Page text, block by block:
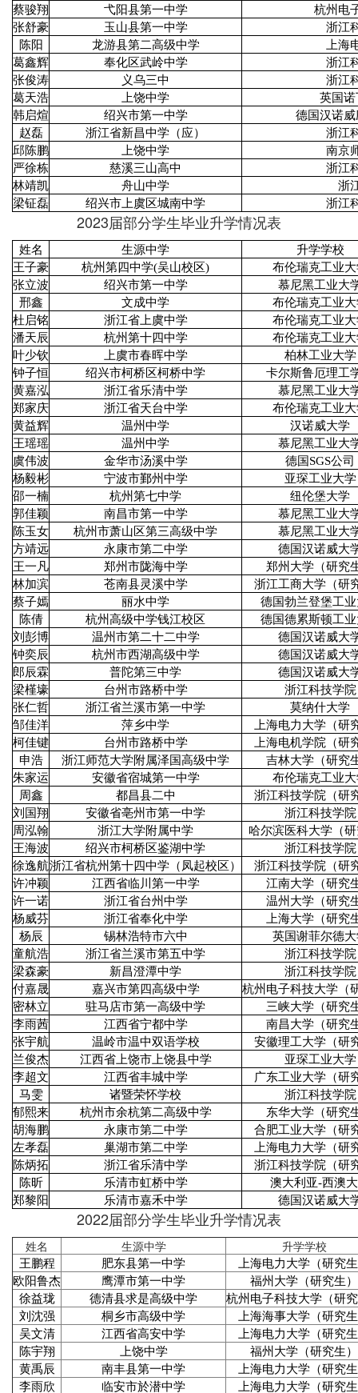
蔡骏翔
弋阳县第一中学
杭州电
张舒豪
玉山县第一中学
浙江
陈阳
龙游县第二高级中学
上海
葛鑫辉
奉化区武岭中学
浙江
张俊涛
义乌三中
浙江
葛天浩
上饶中学
英国
韩启煊
绍兴市第一中学
德国汉诺
赵磊
浙江省新昌中学（应）
浙江
邱陈鹏
上饶中学
南京
严徐栋
慈溪三山高中
浙江
林靖凯
舟山中学
浙
梁钲磊
绍兴市上虞区城南中学 浙江
2023届部分学生毕业升学情况表
姓名 生源中学
升学学校
王子豪
杭州第四中学(吴山校区)
布伦瑞克工业
张立波
绍兴市第一中学
慕尼黑工业大
邢鑫
文成中学
布伦瑞克工业
杜启铭
浙江省上虞中学
布伦瑞克工业
潘天辰
杭州第十四中学
布伦瑞克工业
叶少钦
上虞市春晖中学
柏林工业大学
钟子恒
绍兴市柯桥区柯桥中学
卡尔斯鲁厄理工
黄嘉泓
浙江省乐清中学
慕尼黑工业大
郑家庆
浙江省天台中学
布伦瑞克工业
黄益辉
温州中学
汉诺威大学
王瑶瑶
温州中学
慕尼黑工业大
虞伟波
金华市汤溪中学
德国SGS公司
杨毅彬
宁波市鄞州中学
亚琛工业大学
邵一楠
杭州第七中学
纽伦堡大学
郭佳颖
南昌市第一中学
慕尼黑工业大
陈玉女
杭州市萧山区第三高级中学
慕尼黑工业大
方靖远
永康市第二中学
德国汉诺威大
王一凡
郑州市陇海中学
郑州大学（研究
林加滨
苍南县灵溪中学
浙江工商大学（研
蔡子嫣
丽水中学
德国勃兰登堡工
陈倩
杭州高级中学钱江校区
德国德累斯顿工
刘彭博
温州市第二十二中学
德国汉诺威大
钟奕辰
杭州市西湖高级中学
德国汉诺威大
郎辰霖
普陀第三中学
德国汉诺威大
梁槿壕
台州市路桥中学
浙江科技学院
张仁哲
浙江省兰溪市第一中学
莫纳什大学
邹佳洋
萍乡中学
上海电力大学（研
柯佳键
台州市路桥中学
上海电机学院（研
申浩
浙江师范大学附属泽国高级中学
吉林大学（研究
朱家运
安徽省宿城第一中学
布伦瑞克工业
周鑫
都昌县二中
浙江科技学院（研
刘国翔
安徽省亳州市第一中学
浙江科技学院
周泓翰
浙江大学附属中学
哈尔滨医科大学（
王海波
绍兴市柯桥区鉴湖中学
浙江科技学院
徐逸航浙江省杭州第十四中学（凤起校区）
浙江科技学院（研
许冲颖
江西省临川第一中学
江南大学（研究
许一诺
浙江省台州中学
温州大学（研究
杨威芬
浙江省奉化中学
上海大学（研究
杨辰
锡林浩特市六中
英国谢菲尔德
童航浩
浙江省兰溪市第五中学
浙江科技学院
梁森豪
新昌澄潭中学
浙江科技学院
付嘉晟
嘉兴市第四高级中学
杭州电子科技大学（
密林立
驻马店市第一高级中学
三峡大学（研究
李雨茜
江西省宁都中学
南昌大学（研究
张宇航
温岭市温中双语学校
安徽理工大学（研
兰俊杰
江西省上饶市上饶县中学
亚琛工业大学
李超文
江西省丰城中学
广东工业大学（研
马雯
诸暨荣怀学校
浙江科技学院
郁熙来
杭州市余杭第二高级中学
东华大学（研究
胡海鹏
永康市第二中学
合肥工业大学（研
左孝磊
巢湖市第二中学
上海电力大学（研
陈炳拓
浙江省乐清中学
浙江科技学院（研
陈昕
乐清市虹桥中学
澳大利亚-西澳
郑黎阳
乐清市嘉禾中学 德国汉诺威大
2022届部分学生毕业升学情况表
姓名 生源中学 升学学校
王鹏程 肥东县第一中学
上海电力大学（研究
欧阳鲁杰
鹰潭市第一中学
福州大学（研究生）
徐益珑
德清县求是高级中学
杭州电子科技大学（研
刘沈强
桐乡市高级中学
上海海事大学（研究
吴文清
江西省高安中学
上海电力大学（研究
陈宇翔
上饶中学
福州大学（研究生）
黄禹辰
南丰县第一中学
上海电力大学（研究
李雨欣
临安市於潜中学 上海电力大学（研究